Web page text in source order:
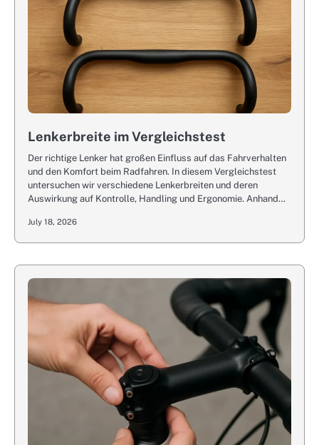
Lenkerbreite im Vergleichstest
Der richtige Lenker hat großen Einfluss auf das Fahrverhalten
und den Komfort beim Radfahren. In diesem Vergleichstest
untersuchen wir verschiedene Lenkerbreiten und deren
Auswirkung auf Kontrolle, Handling und Ergonomie. Anhand…
July 18, 2026